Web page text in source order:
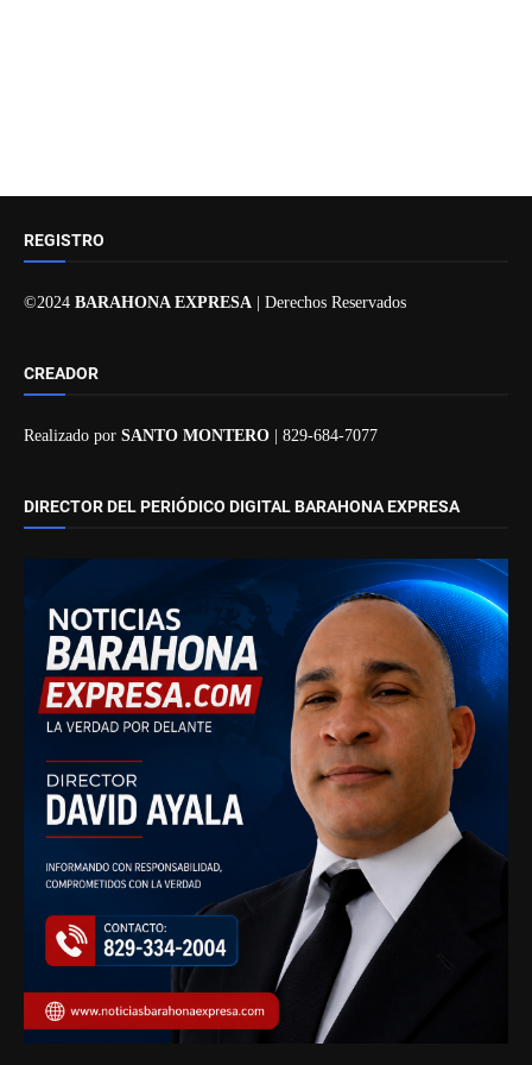
REGISTRO
©2024 BARAHONA EXPRESA | Derechos Reservados
CREADOR
Realizado por SANTO MONTERO | 829-684-7077
DIRECTOR DEL PERIÓDICO DIGITAL BARAHONA EXPRESA